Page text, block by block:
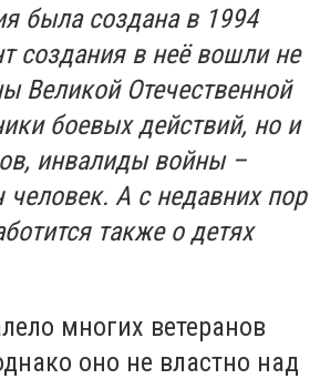
была создана в 1994
создания в неё вошли не
Великой Отечественной
боевых действий, но и
инвалиды войны –
человек. А с недавних пор
также о детях
многих ветеранов
оно не властно над